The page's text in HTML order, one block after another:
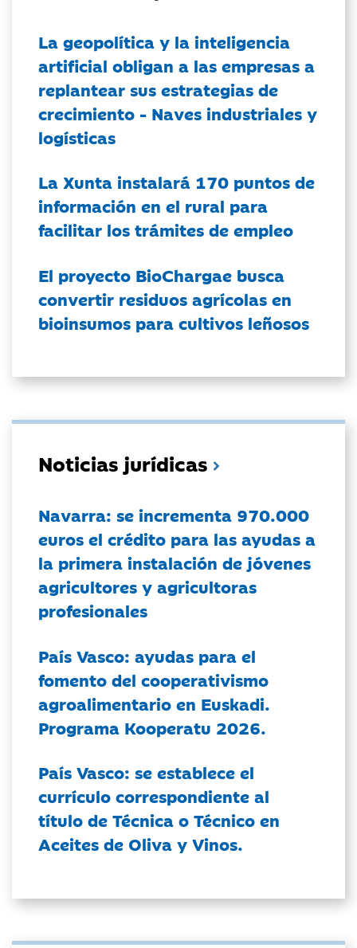
La geopolítica y la inteligencia
artificial obligan a las empresas a
replantear sus estrategias de
crecimiento - Naves industriales y
logísticas
La Xunta instalará 170 puntos de
información en el rural para
facilitar los trámites de empleo
El proyecto BioChargae busca
convertir residuos agrícolas en
bioinsumos para cultivos leñosos
Noticias jurídicas
Navarra: se incrementa 970.000
euros el crédito para las ayudas a
la primera instalación de jóvenes
agricultores y agricultoras
profesionales
País Vasco: ayudas para el
fomento del cooperativismo
agroalimentario en Euskadi.
Programa Kooperatu 2026.
País Vasco: se establece el
currículo correspondiente al
título de Técnica o Técnico en
Aceites de Oliva y Vinos.